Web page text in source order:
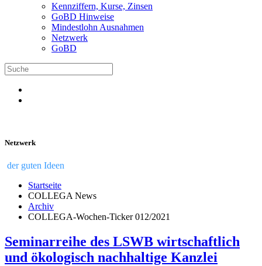
Kennziffern, Kurse, Zinsen
GoBD Hinweise
Mindestlohn Ausnahmen
Netzwerk
GoBD
Netzwerk
der guten Ideen
Startseite
COLLEGA News
Archiv
COLLEGA-Wochen-Ticker 012/2021
Seminarreihe des LSWB wirtschaftlich
und ökologisch nachhaltige Kanzlei